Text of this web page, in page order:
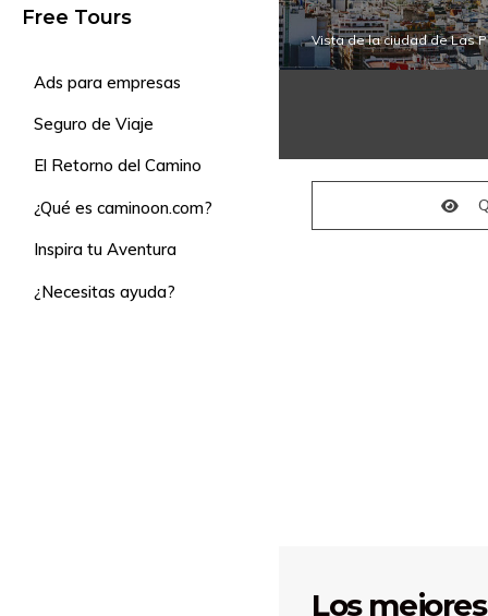
Free Tours
Ads para empresas
Seguro de Viaje
El Retorno del Camino
¿Qué es caminoon.com?
Inspira tu Aventura
¿Necesitas ayuda?
Vista de la ciudad de Las
Los